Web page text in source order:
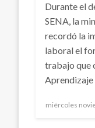
Durante el
SENA, la
recordó la
laboral el
trabajo que
Publicado
miércoles